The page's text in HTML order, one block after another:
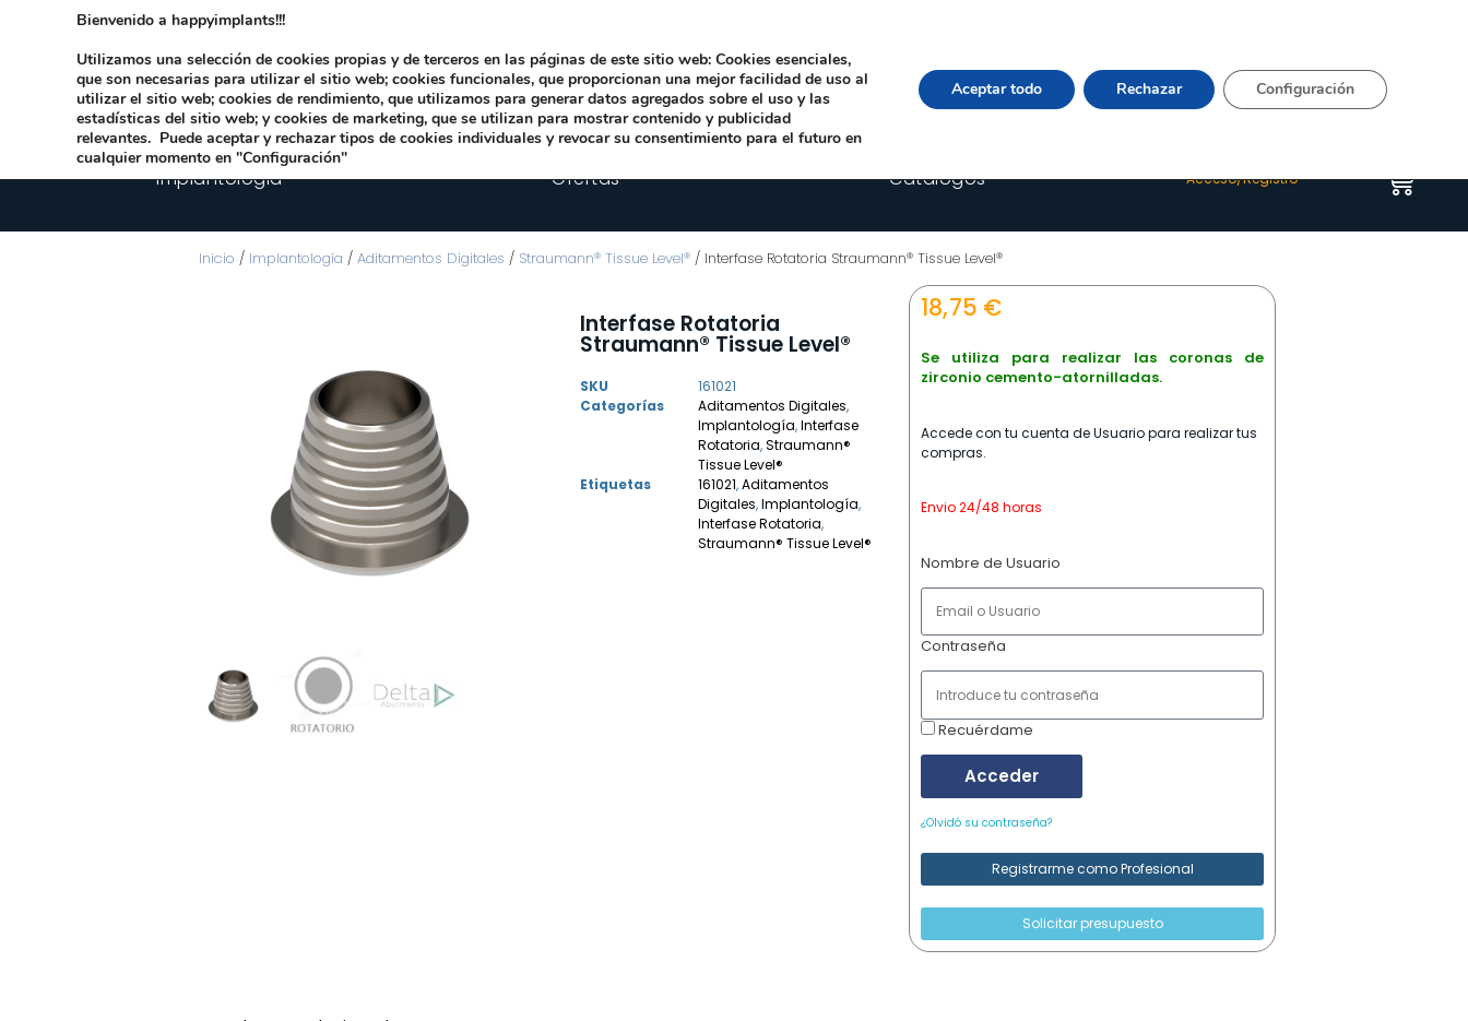
Dirección:
Quienes somos Happyblog Contacto
Implantologia Ofertas Catálogos Acceso/Registro
Inicio / Implantología / Aditamentos Digitales / Straumann® Tissue Level® / Interfase Rotatoria Straumann® Tissue Level®
Interfase Rotatoria
Straumann® Tissue Level®
SKU
161021
Categorías
Aditamentos Digitales,
Implantología,Interfase
Rotatoria,Straumann®
Tissue Level®
Etiquetas
161021,Aditamentos
Digitales,Implantología,
Interfase Rotatoria,
Straumann® Tissue Level®
18,75 €
Se utiliza para realizar las coronas de
zirconio cemento-atornilladas.
Accede con tu cuenta de Usuario para realizar tus
compras.
Envio 24/48 horas
Nombre de Usuario
Contraseña
Recuérdame
Acceder
¿Olvidó su contraseña?
Registrarme como Profesional
Solicitar presupuesto
Bienvenido a happyimplants!!!
Utilizamos una selección de cookies propias y de terceros en las páginas de este sitio web: Cookies esenciales,
que son necesarias para utilizar el sitio web; cookies funcionales, que proporcionan una mejor facilidad de uso al
utilizar el sitio web; cookies de rendimiento, que utilizamos para generar datos agregados sobre el uso y las
estadísticas del sitio web; y cookies de marketing, que se utilizan para mostrar contenido y publicidad
relevantes. Puede aceptar y rechazar tipos de cookies individuales y revocar su consentimiento para el futuro en
cualquier momento en "Configuración"
Aceptar todo Rechazar Configuración